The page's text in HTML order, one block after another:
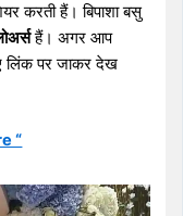
करती हैं। बिपाशा बसु
हैं। अगर आप
लिंक पर जाकर देख
“